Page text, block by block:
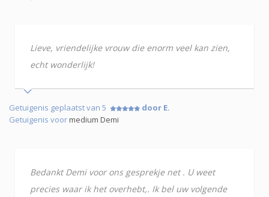
Lieve, vriendelijke vrouw die enorm veel kan zien,
echt wonderlijk!
Getuigenis geplaatst van 5
door E.
Getuigenis voormedium Demi
Bedankt Demi voor ons gesprekje net . U weet
precies waar ik het overhebt,. Ik bel uw volgende